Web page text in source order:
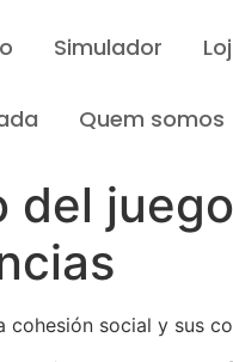
Simulador
Quem somos
del
cohesión social y sus